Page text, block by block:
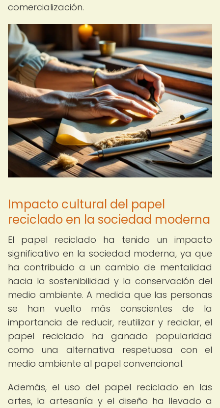
comercialización.
Impacto cultural del papel
reciclado en la sociedad moderna
El papel reciclado ha tenido un impacto
significativo en la sociedad moderna, ya que
ha contribuido a un cambio de mentalidad
hacia la sostenibilidad y la conservación del
medio ambiente. A medida que las personas
se han vuelto más conscientes de la
importancia de reducir, reutilizar y reciclar, el
papel reciclado ha ganado popularidad
como una alternativa respetuosa con el
medio ambiente al papel convencional.
Además, el uso del papel reciclado en las
artes, la artesanía y el diseño ha llevado a